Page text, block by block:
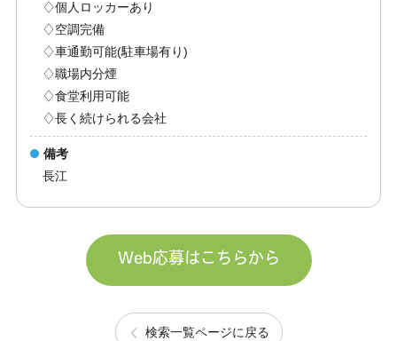
♢個人ロッカーあり
♢空調完備
♢車通勤可能(駐車場有り)
♢職場内分煙
♢食堂利用可能
♢長く続けられる会社
備考
長江
Web応募はこちらから
検索一覧ページに戻る